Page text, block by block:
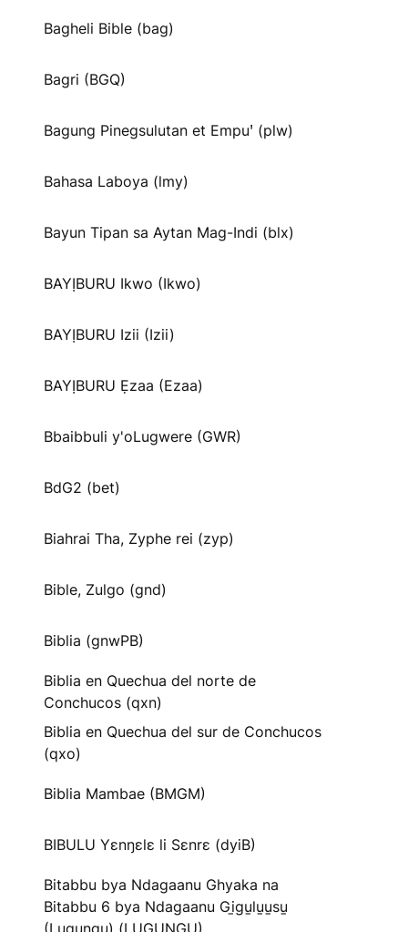
Bagheli Bible (bag)
Bagri (BGQ)
Bagung Pinegsulutan et Empuꞌ (plw)
Bahasa Laboya (lmy)
Bayun Tipan sa Aytan Mag-Indi (blx)
BAYỊBURU Ikwo (Ikwo)
BAYỊBURU Izii (Izii)
BAYỊBURU Ẹzaa (Ezaa)
Bbaibbuli y'oLugwere (GWR)
BdG2 (bet)
Biahrai Tha, Zyphe rei (zyp)
Bible, Zulgo (gnd)
Biblia (gnwPB)
Biblia en Quechua del norte de
Conchucos (qxn)
Biblia en Quechua del sur de Conchucos
(qxo)
Biblia Mambae (BMGM)
BIBULU Yɛnŋɛlɛ li Sɛnrɛ (dyiB)
Bitabbu bya Ndagaanu Ghyaka na
Bitabbu 6 bya Ndagaanu Gi̱gu̱lu̱u̱su̱
(Lugungu) (LUGUNGU)